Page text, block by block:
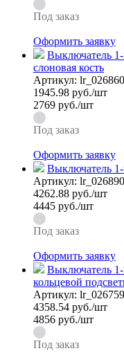
Под заказ
Оформить заявку
Выключатель
слоновая кость
Артикул: lr_026860
1945.98 руб./шт
2769 руб./шт
Под заказ
Оформить заявку
Выключатель
Артикул: lr_026890
4262.88 руб./шт
4445 руб./шт
Под заказ
Оформить заявку
Выключатель
кольцевой
Артикул: lr_026759
4358.54 руб./шт
4856 руб./шт
Под заказ